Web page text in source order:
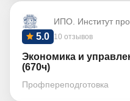
ИПО. Институт
10 отзывов
5.0
Экономика и
(670ч)
Профпереподготовка